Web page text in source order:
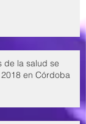
de la salud se
2018 en Córdoba